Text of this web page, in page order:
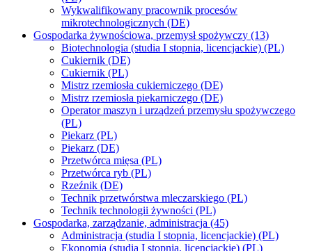
Wykwalifikowany pracownik procesów
mikrotechnologicznych (DE)
Gospodarka żywnościowa, przemysł spożywczy (13)
Biotechnologia (studia I stopnia, licencjackie) (PL)
Cukiernik (DE)
Cukiernik (PL)
Mistrz rzemiosła cukierniczego (DE)
Mistrz rzemiosła piekarniczego (DE)
Operator maszyn i urządzeń przemysłu spożywczego
(PL)
Piekarz (PL)
Piekarz (DE)
Przetwórca mięsa (PL)
Przetwórca ryb (PL)
Rzeźnik (DE)
Technik przetwórstwa mleczarskiego (PL)
Technik technologii żywności (PL)
Gospodarka, zarządzanie, administracja (45)
Administracja (studia I stopnia, licencjackie) (PL)
Ekonomia (studia I stopnia, licencjackie) (PL)